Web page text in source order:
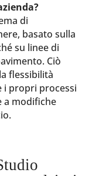
di
basato sulla
su linee di
Ciò
flessibilità
i propri processi
a modifiche